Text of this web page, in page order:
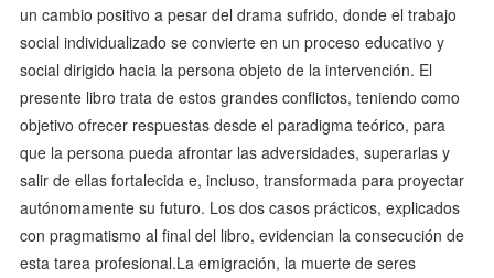
un cambio positivo a pesar del drama sufrido, donde el trabajo
social individualizado se convierte en un proceso educativo y
social dirigido hacia la persona objeto de la intervención. El
presente libro trata de estos grandes conflictos, teniendo como
objetivo ofrecer respuestas desde el paradigma teórico, para
que la persona pueda afrontar las adversidades, superarlas y
salir de ellas fortalecida e, incluso, transformada para proyectar
autónomamente su futuro. Los dos casos prácticos, explicados
con pragmatismo al final del libro, evidencian la consecución de
esta tarea profesional.La emigración, la muerte de seres